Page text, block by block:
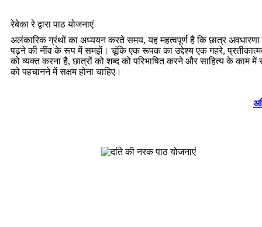
रेबेका रे द्वारा पाठ योजनाएं
अलंकारिक ग्रंथों का अध्ययन करते समय, यह महत्वपूर्ण है कि छात्र अवधारणा
पढ़ने की नींव के रूप में समझें। चूंकि एक रूपक का उद्देश्य एक गहरे,
को व्यक्त करना है, छात्रों को शब्द को परिभाषित करने और साहित्य के काम में
को पहचानने में सक्षम होना चाहिए।